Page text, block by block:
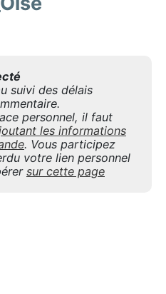
suivi des délais
personnel, il faut
les informations
. Vous participez
votre lien personnel
sur cette page